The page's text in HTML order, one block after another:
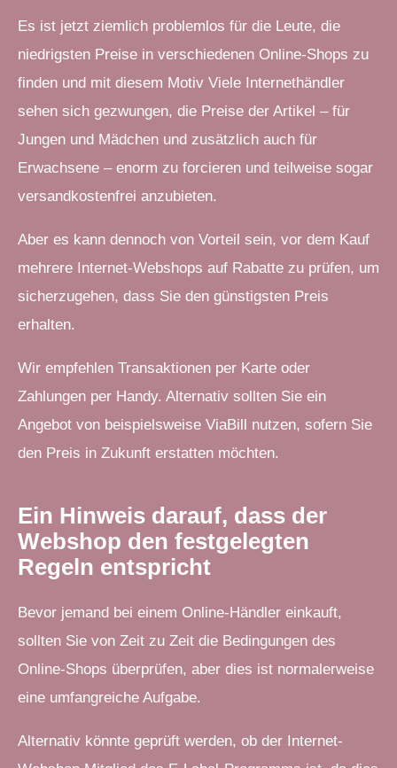
Es ist jetzt ziemlich problemlos für die Leute, die
niedrigsten Preise in verschiedenen Online-Shops zu
finden und mit diesem Motiv Viele Internethändler
sehen sich gezwungen, die Preise der Artikel – für
Jungen und Mädchen und zusätzlich auch für
Erwachsene – enorm zu forcieren und teilweise sogar
versandkostenfrei anzubieten.
Aber es kann dennoch von Vorteil sein, vor dem Kauf
mehrere Internet-Webshops auf Rabatte zu prüfen, um
sicherzugehen, dass Sie den günstigsten Preis
erhalten.
Wir empfehlen Transaktionen per Karte oder
Zahlungen per Handy. Alternativ sollten Sie ein
Angebot von beispielsweise ViaBill nutzen, sofern Sie
den Preis in Zukunft erstatten möchten.
Ein Hinweis darauf, dass der
Webshop den festgelegten
Regeln entspricht
Bevor jemand bei einem Online-Händler einkauft,
sollten Sie von Zeit zu Zeit die Bedingungen des
Online-Shops überprüfen, aber dies ist normalerweise
eine umfangreiche Aufgabe.
Alternativ könnte geprüft werden, ob der Internet-